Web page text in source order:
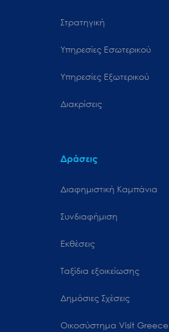
Στρατηγική
Υπηρεσίες Εσωτερικού
Υπηρεσίες Εξωτερικού
Διακρίσεις
Δράσεις
Διαφημιστική Καμπάνια
Συνδιαφήμιση
Εκθέσεις
Ταξίδια εξοικείωσης
Δημόσιες Σχέσεις
Oικοσύστημα Visit Greece